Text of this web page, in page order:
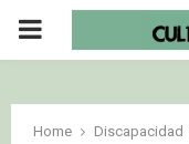
PRIMARY
Home Discapacidad